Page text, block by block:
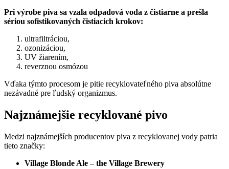
Pri výrobe piva sa vzala odpadová voda z čistiarne a prešla
sériou sofistikovaných čistiacich krokov:
ultrafiltráciou,
ozonizáciou,
UV žiarením,
reverznou osmózou
Vďaka týmto procesom je pitie recyklovateľného piva absolútne
nezávadné pre ľudský organizmus.
Najznámejšie recyklované pivo
Medzi najznámejších producentov piva z recyklovanej vody patria
tieto značky:
Village Blonde Ale – the Village Brewery